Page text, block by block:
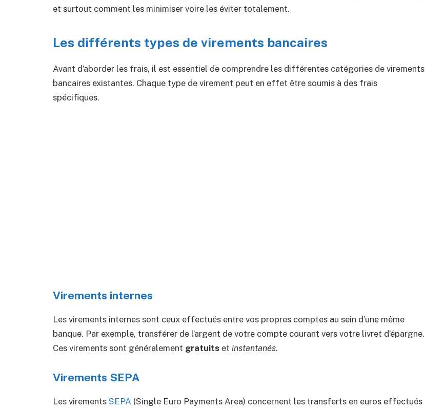
et surtout comment les minimiser voire les éviter totalement.
Les différents types de virements bancaires
Avant d’aborder les frais, il est essentiel de comprendre les différentes catégories de virements
bancaires existantes. Chaque type de virement peut en effet être soumis à des frais
spécifiques.
Virements internes
Les virements internes sont ceux effectués entre vos propres comptes au sein d’une même
banque. Par exemple, transférer de l’argent de votre compte courant vers votre livret d’épargne.
Ces virements sont généralement gratuits et instantanés.
Virements SEPA
Les virements SEPA (Single Euro Payments Area) concernent les transferts en euros effectués